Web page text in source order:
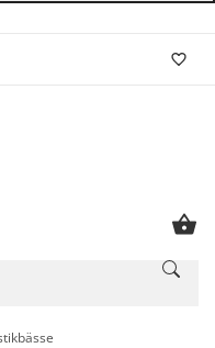
leer